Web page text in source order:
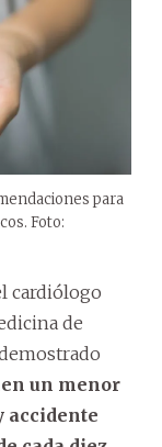
para
Foto:
cardiólogo
de
un menor
accidente